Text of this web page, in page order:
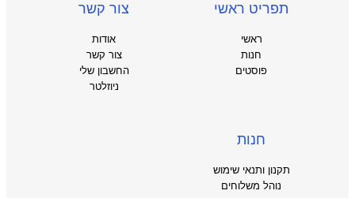
תפריט ראשי
ראשי
חנות
פוסטים
צור קשר
אודות
צור קשר
החשבון שלי
ניוזלטר
חנות
תקנון ותנאי שימוש
נוהל משלוחים